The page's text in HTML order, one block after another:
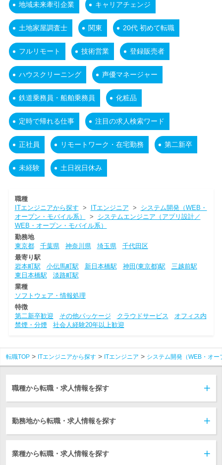
地域未来牽引企業 キャリアチェンジ
土地家屋調査士 関東 20代 初めて転職
フルリモート 技術営業 登録販売者
ハウスクリーニング 声優マネージャー
鉄道乗務員・船舶乗務員 化粧品
定時で帰れる仕事 注目の求人検索ワード
正社員 リモートワーク・在宅勤務 第二新卒
未経験 土日祝日休み
職種
ITエンジニアから探す > ITエンジニア > システム開発（WEB・
オープン・モバイル系）
> システムエンジニア（アプリ設計／
WEB・オープン・モバイル系）
勤務地
東京都
千葉県 神奈川県 埼玉県
千代田区
最寄り駅
岩本町駅
小伝馬町駅 新日本橋駅 神田(東京都)駅
三越前駅
東日本橋駅
淡路町駅
業種
ソフトウェア・情報処理
特徴
第二新卒歓迎
その他パッケージ クラウドサービス
オフィス内
禁煙・分煙
社会人経験20年以上歓迎
転職TOP ITエンジニアから探す ITエンジニア システム開発（WEB・オ
職種から転職・求人情報を探す
勤務地から転職・求人情報を探す
業種から転職・求人情報を探す